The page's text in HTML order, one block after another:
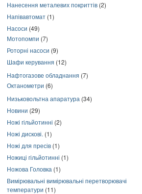
Нанесення металевих покриттів (2)
Напівавтомат (1)
Насоси (49)
Мотопомпи (7)
Роторні насоси (9)
Шафи керування (12)
Нафтогазове обладнання (7)
Октанометри (6)
Низьковольтна апаратура (34)
Новини (29)
Ножі гільйотинні (2)
Ножі дискові. (1)
Ножі для пресів (1)
Ножиці гільйотинні (1)
Ножова Головка (1)
Вимірювальні вимірювальні перетворювачі
температури (11)